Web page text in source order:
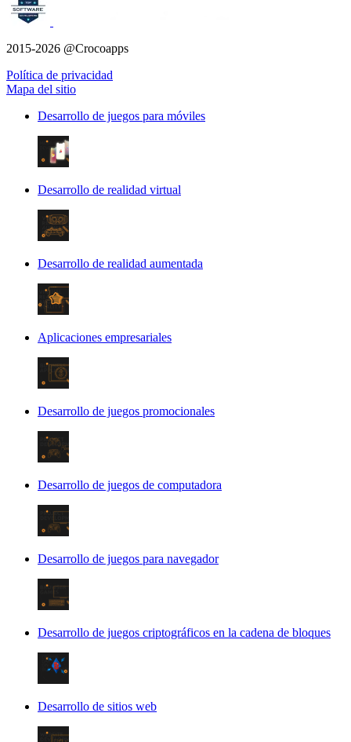
2015-2026 @Crocoapps
Política de privacidad
Mapa del sitio
Desarrollo de juegos para móviles
Desarrollo de realidad virtual
Desarrollo de realidad aumentada
Aplicaciones empresariales
Desarrollo de juegos promocionales
Desarrollo de juegos de computadora
Desarrollo de juegos para navegador
Desarrollo de juegos criptográficos en la cadena de bloques
Desarrollo de sitios web